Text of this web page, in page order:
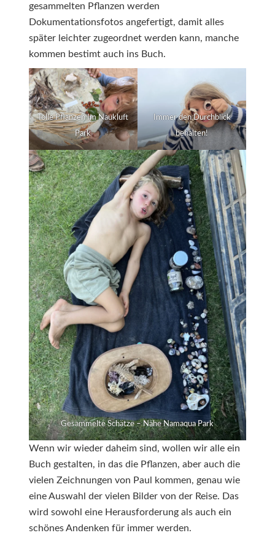
gesammelten Pflanzen werden
Dokumentationsfotos angefertigt, damit alles
später leichter zugeordnet werden kann, manche
kommen bestimt auch ins Buch.
Tolle Pflanzen Im Naukluft
Park
Immer den Durchblick
behalten!
Gesammelte Schätze – Nähe Namaqua Park
Wenn wir wieder daheim sind, wollen wir alle ein
Buch gestalten, in das die Pflanzen, aber auch die
vielen Zeichnungen von Paul kommen, genau wie
eine Auswahl der vielen Bilder von der Reise. Das
wird sowohl eine Herausforderung als auch ein
schönes Andenken für immer werden.